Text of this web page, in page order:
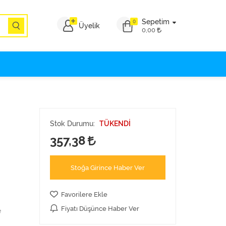
0 Sepetim
0,00
Üyelik
Stok Durumu: TÜKENDİ
357,38
Stoğa Girince Haber Ver
Favorilere Ekle
Fiyatı Düşünce Haber Ver